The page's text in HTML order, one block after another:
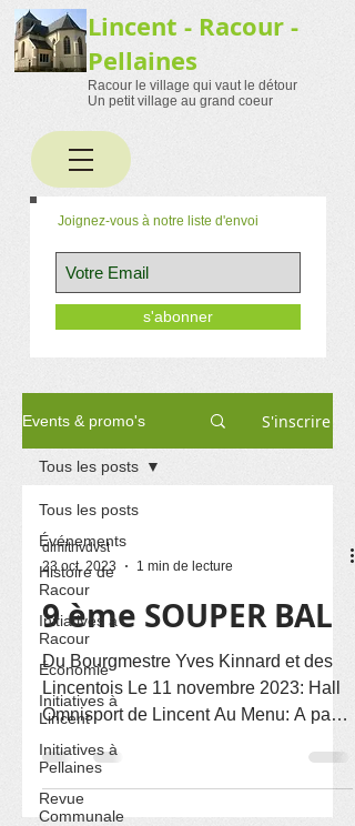
Lincent - Racour -
Pellaines
Racour le village qui vaut le détour
Un petit village au grand coeur
Joignez-vous à notre liste d'envoi
s'abonner
Events & promo's S'inscrire
Tous les posts
Événements
Histoire de
Racour
Initiatives à
Racour
Économie
Initiatives à
Lincent
Initiatives à
Pellaines
Revue
Communale
Tous les posts
dimitrivdvst
23 oct. 2023
1 min de lecture
9 ème SOUPER BAL
Du Bourgmestre Yves Kinnard et des
Lincentois Le 11 novembre 2023: Hall
Omnisport de Lincent Au Menu: A partir
de 19h00 Velouté de...